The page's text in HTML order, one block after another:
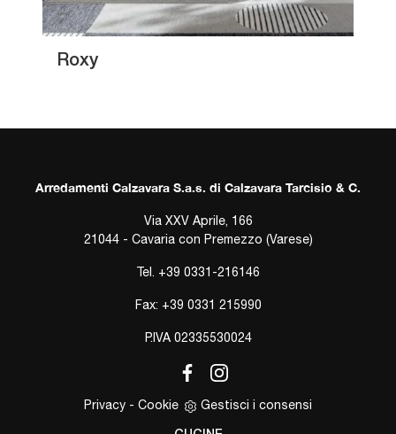
Roxy
Arredamenti Calzavara S.a.s. di Calzavara Tarcisio & C.
Via XXV Aprile, 166
21044 - Cavaria con Premezzo (Varese)
Tel. +39 0331-216146
Fax: +39 0331 215990
P.IVA 02335530024
Privacy - Cookie Gestisci i consensi